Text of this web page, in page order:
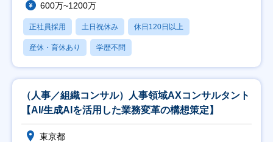
600万~1200万
正社員採用 土日祝休み 休日120日以上
産休・育休あり 学歴不問
（人事／組織コンサル）人事領域AXコンサルタント
【AI/生成AIを活用した業務変革の構想策定】
東京都